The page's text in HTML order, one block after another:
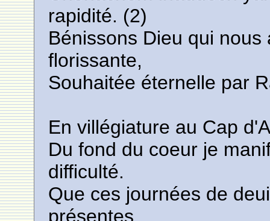
rapidité. (2)
Bénissons Dieu qui
florissante,
Souhaitée éternelle par
En villégiature au Cap
Du fond du coeur je
difficulté.
Que ces journées de
présentes